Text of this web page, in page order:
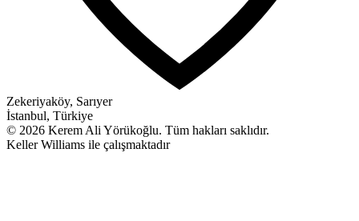
Zekeriyaköy, Sarıyer
İstanbul, Türkiye
© 2026 Kerem Ali Yörükoğlu. Tüm hakları saklıdır.
Keller Williams ile çalışmaktadır